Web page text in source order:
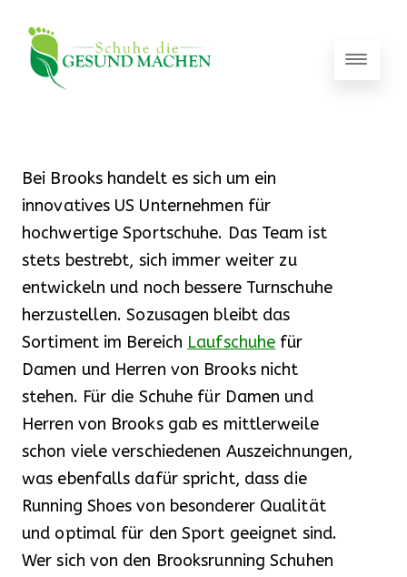
Bei Brooks handelt es sich um ein
innovatives US Unternehmen für
hochwertige Sportschuhe. Das Team ist
stets bestrebt, sich immer weiter zu
entwickeln und noch bessere Turnschuhe
herzustellen. Sozusagen bleibt das
Sortiment im Bereich Laufschuhe für
Damen und Herren von Brooks nicht
stehen. Für die Schuhe für Damen und
Herren von Brooks gab es mittlerweile
schon viele verschiedenen Auszeichnungen,
was ebenfalls dafür spricht, dass die
Running Shoes von besonderer Qualität
und optimal für den Sport geeignet sind.
Wer sich von den Brooksrunning Schuhen